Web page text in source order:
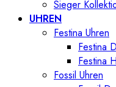
Sieger
UHREN
Festina Uhren
Festina
Festina
Fossil Uhren